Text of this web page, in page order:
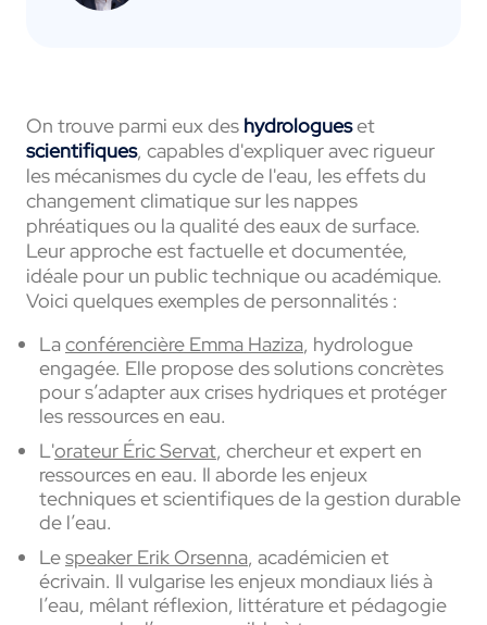
On trouve parmi eux des hydrologueset
scientifiques, capables d'expliquer avec rigueur
les mécanismes du cycle de l'eau, les effets du
changement climatique sur les nappes
phréatiques ou la qualité des eaux de surface.
Leur approche est factuelle et documentée,
idéale pour un public technique ou académique.
Voici quelques exemples de personnalités :
Laconférencière Emma Haziza, hydrologue
engagée. Elle propose des solutions concrètes
pour s’adapter aux crises hydriques et protéger
les ressources en eau.
L'orateur Éric Servat, chercheur et expert en
ressources en eau. Il aborde les enjeux
techniques et scientifiques de la gestion durable
de l’eau.
Lespeaker Erik Orsenna, académicien et
écrivain. Il vulgarise les enjeux mondiaux liés à
l’eau, mêlant réflexion, littérature et pédagogie